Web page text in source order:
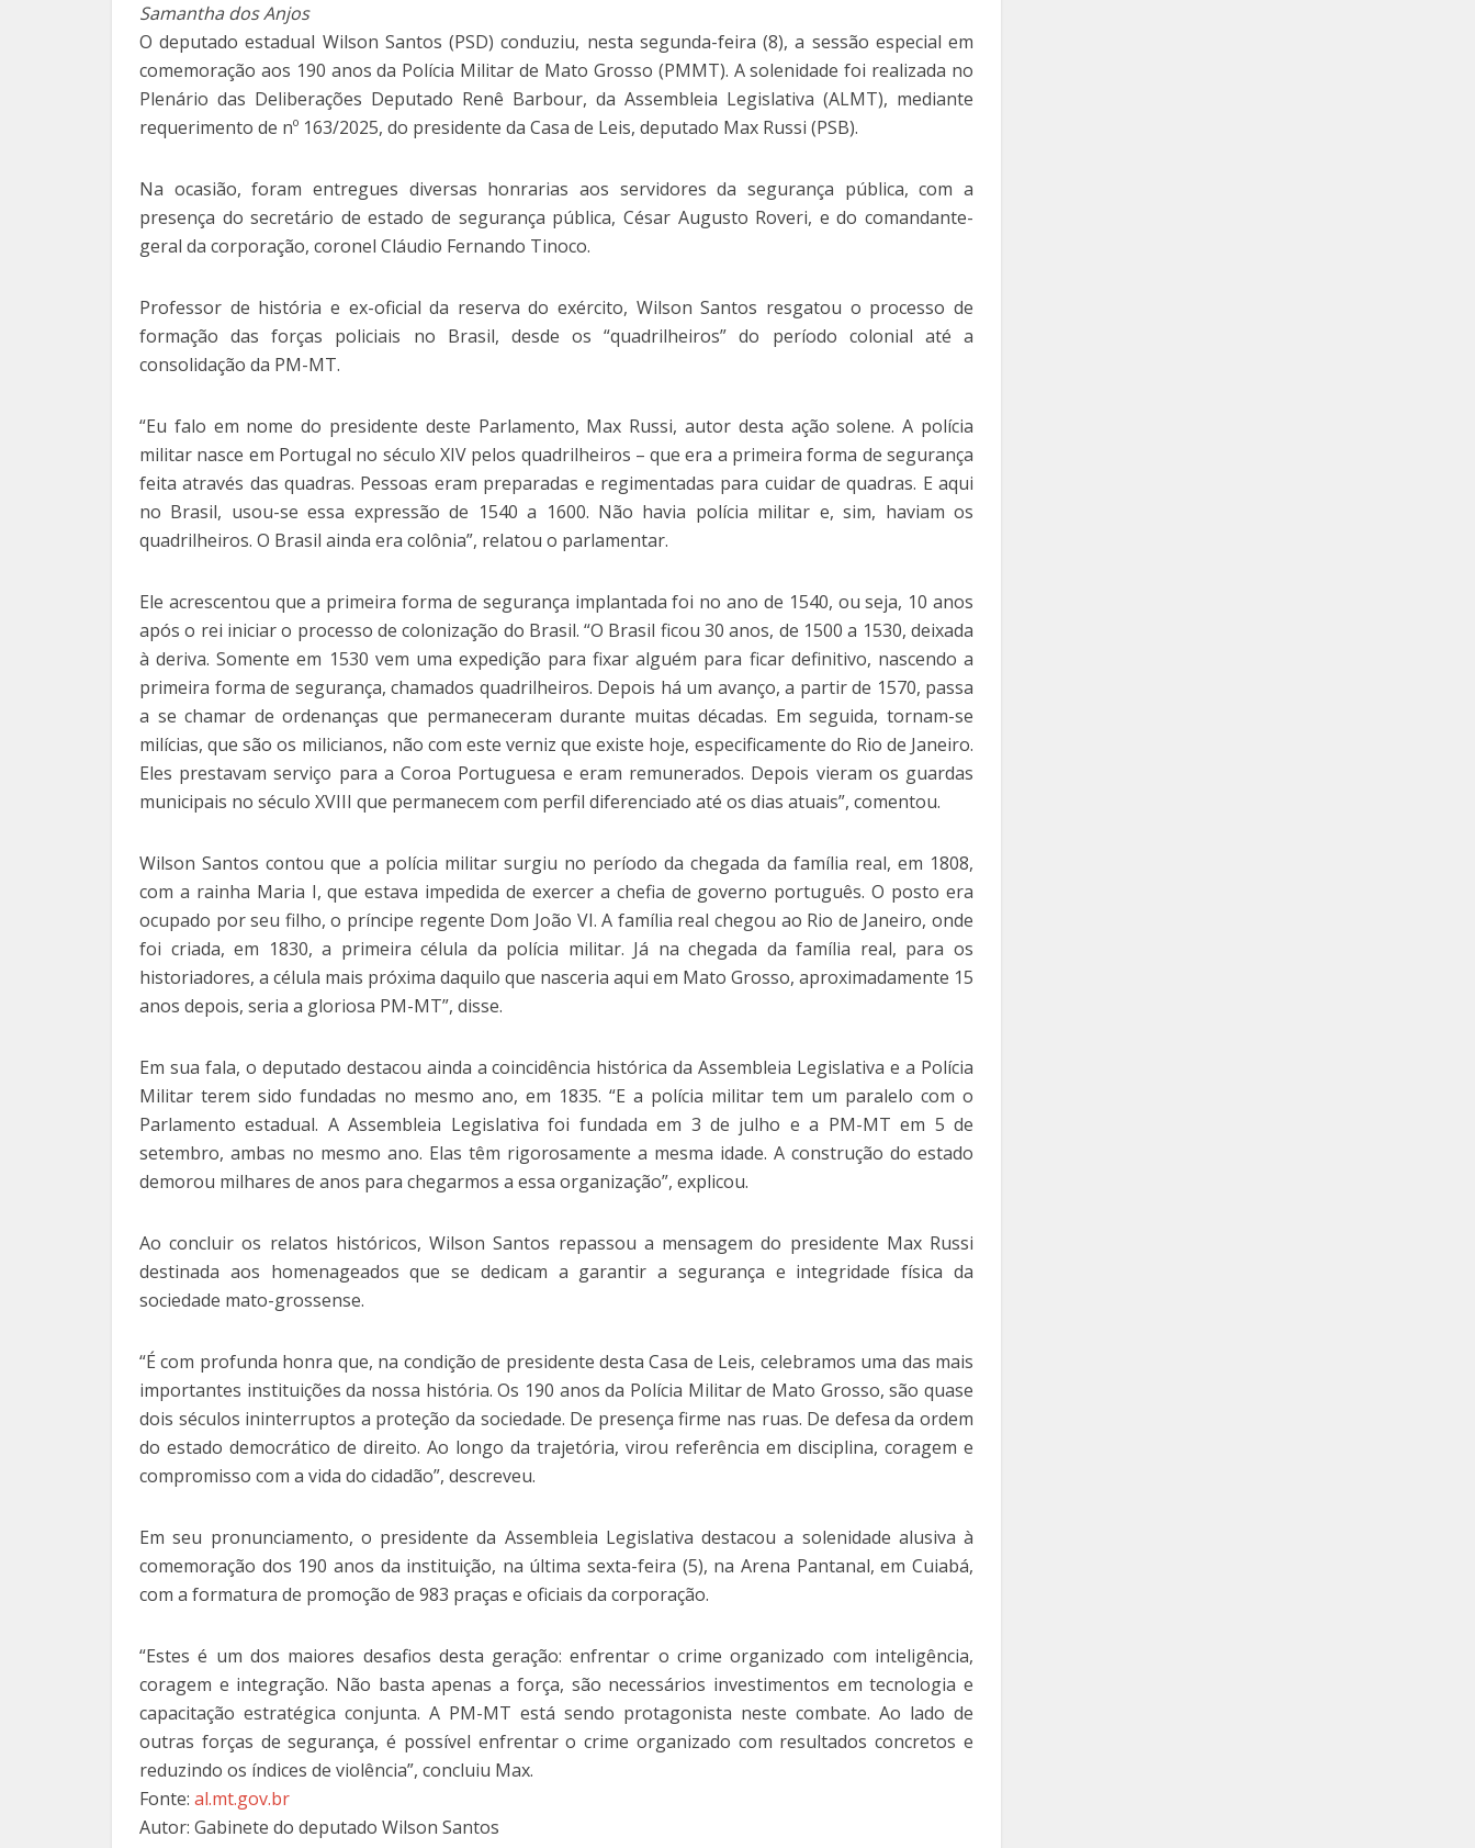
Samantha dos Anjos
O deputado estadual Wilson Santos (PSD) conduziu, nesta segunda-feira (8), a sessão especial em
comemoração aos 190 anos da Polícia Militar de Mato Grosso (PMMT). A solenidade foi realizada no
Plenário das Deliberações Deputado Renê Barbour, da Assembleia Legislativa (ALMT), mediante
requerimento de nº 163/2025, do presidente da Casa de Leis, deputado Max Russi (PSB).
Na ocasião, foram entregues diversas honrarias aos servidores da segurança pública, com a
presença do secretário de estado de segurança pública, César Augusto Roveri, e do comandante-
geral da corporação, coronel Cláudio Fernando Tinoco.
Professor de história e ex-oficial da reserva do exército, Wilson Santos resgatou o processo de
formação das forças policiais no Brasil, desde os “quadrilheiros” do período colonial até a
consolidação da PM-MT.
“Eu falo em nome do presidente deste Parlamento, Max Russi, autor desta ação solene. A polícia
militar nasce em Portugal no século XIV pelos quadrilheiros – que era a primeira forma de segurança
feita através das quadras. Pessoas eram preparadas e regimentadas para cuidar de quadras. E aqui
no Brasil, usou-se essa expressão de 1540 a 1600. Não havia polícia militar e, sim, haviam os
quadrilheiros. O Brasil ainda era colônia”, relatou o parlamentar.
Ele acrescentou que a primeira forma de segurança implantada foi no ano de 1540, ou seja, 10 anos
após o rei iniciar o processo de colonização do Brasil. “O Brasil ficou 30 anos, de 1500 a 1530, deixada
à deriva. Somente em 1530 vem uma expedição para fixar alguém para ficar definitivo, nascendo a
primeira forma de segurança, chamados quadrilheiros. Depois há um avanço, a partir de 1570, passa
a se chamar de ordenanças que permaneceram durante muitas décadas. Em seguida, tornam-se
milícias, que são os milicianos, não com este verniz que existe hoje, especificamente do Rio de Janeiro.
Eles prestavam serviço para a Coroa Portuguesa e eram remunerados. Depois vieram os guardas
municipais no século XVIII que permanecem com perfil diferenciado até os dias atuais”, comentou.
Wilson Santos contou que a polícia militar surgiu no período da chegada da família real, em 1808,
com a rainha Maria I, que estava impedida de exercer a chefia de governo português. O posto era
ocupado por seu filho, o príncipe regente Dom João VI. A família real chegou ao Rio de Janeiro, onde
foi criada, em 1830, a primeira célula da polícia militar. Já na chegada da família real, para os
historiadores, a célula mais próxima daquilo que nasceria aqui em Mato Grosso, aproximadamente 15
anos depois, seria a gloriosa PM-MT”, disse.
Em sua fala, o deputado destacou ainda a coincidência histórica da Assembleia Legislativa e a Polícia
Militar terem sido fundadas no mesmo ano, em 1835. “E a polícia militar tem um paralelo com o
Parlamento estadual. A Assembleia Legislativa foi fundada em 3 de julho e a PM-MT em 5 de
setembro, ambas no mesmo ano. Elas têm rigorosamente a mesma idade. A construção do estado
demorou milhares de anos para chegarmos a essa organização”, explicou.
Ao concluir os relatos históricos, Wilson Santos repassou a mensagem do presidente Max Russi
destinada aos homenageados que se dedicam a garantir a segurança e integridade física da
sociedade mato-grossense.
“É com profunda honra que, na condição de presidente desta Casa de Leis, celebramos uma das mais
importantes instituições da nossa história. Os 190 anos da Polícia Militar de Mato Grosso, são quase
dois séculos ininterruptos a proteção da sociedade. De presença firme nas ruas. De defesa da ordem
do estado democrático de direito. Ao longo da trajetória, virou referência em disciplina, coragem e
compromisso com a vida do cidadão”, descreveu.
Em seu pronunciamento, o presidente da Assembleia Legislativa destacou a solenidade alusiva à
comemoração dos 190 anos da instituição, na última sexta-feira (5), na Arena Pantanal, em Cuiabá,
com a formatura de promoção de 983 praças e oficiais da corporação.
“Estes é um dos maiores desafios desta geração: enfrentar o crime organizado com inteligência,
coragem e integração. Não basta apenas a força, são necessários investimentos em tecnologia e
capacitação estratégica conjunta. A PM-MT está sendo protagonista neste combate. Ao lado de
outras forças de segurança, é possível enfrentar o crime organizado com resultados concretos e
reduzindo os índices de violência”, concluiu Max.
Fonte: al.mt.gov.br
Autor: Gabinete do deputado Wilson Santos